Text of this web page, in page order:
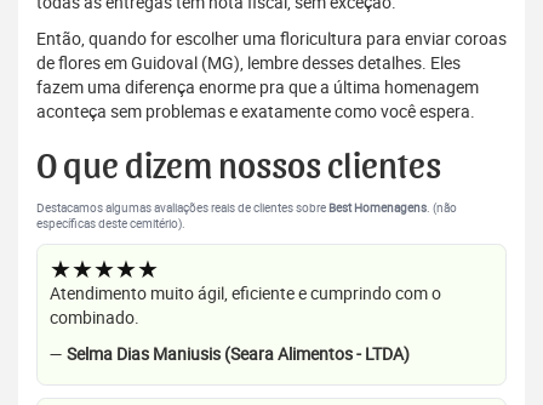
Então, quando for escolher uma floricultura para enviar coroas
de flores em Guidoval (MG), lembre desses detalhes. Eles
fazem uma diferença enorme pra que a última homenagem
aconteça sem problemas e exatamente como você espera.
O que dizem nossos clientes
Destacamos algumas avaliações reais de clientes sobre Best Homenagens. (não
específicas deste cemitério).
★★★★★
Atendimento muito ágil, eficiente e cumprindo com o
combinado.
— Selma Dias Maniusis (Seara Alimentos - LTDA)